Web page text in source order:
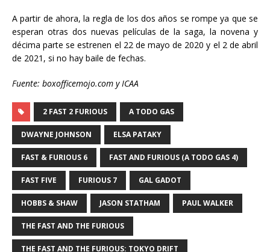
A partir de ahora, la regla de los dos años se rompe ya que se
esperan otras dos nuevas películas de la saga, la novena y
décima parte se estrenen el 22 de mayo de 2020 y el 2 de abril
de 2021, si no hay baile de fechas.
Fuente: boxofficemojo.com y ICAA
2 FAST 2 FURIOUS A TODO GAS
DWAYNE JOHNSON ELSA PATAKY
FAST & FURIOUS 6 FAST AND FURIOUS (A TODO GAS 4)
FAST FIVE FURIOUS 7 GAL GADOT
HOBBS & SHAW JASON STATHAM PAUL WALKER
THE FAST AND THE FURIOUS
THE FAST AND THE FURIOUS: TOKYO DRIFT